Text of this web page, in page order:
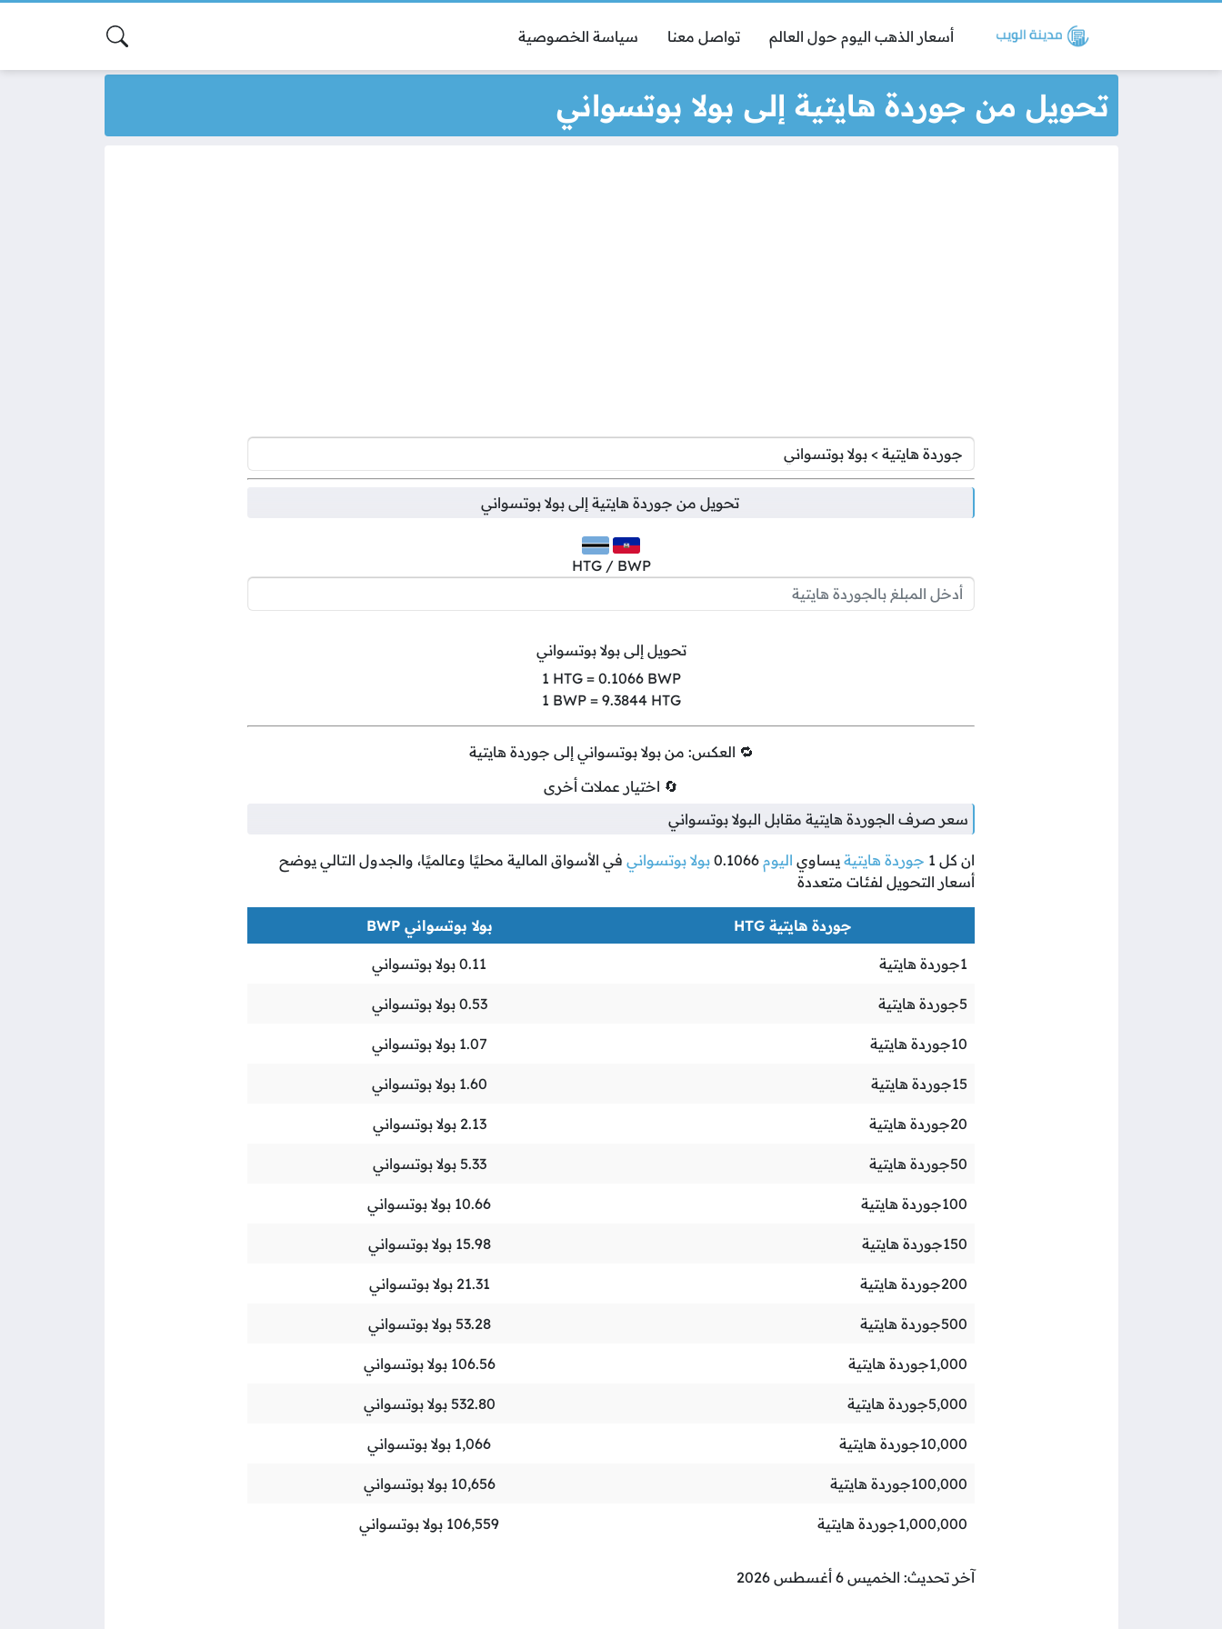
أسعار الذهب اليوم حول العالم تواصل معنا سياسة الخصوصية
تحويل من جوردة هايتية إلى بولا بوتسواني
تحويل من جوردة هايتية إلى بولا بوتسواني
HTG / BWP
تحويل إلى بولا بوتسواني
1 HTG = 0.1066BWP
1 BWP = 9.3844HTG
🔁 العكس: من بولا بوتسواني إلى جوردة هايتية
🔄 اختيار عملات أخرى
سعر صرف الجوردة هايتية مقابل البولا بوتسواني
ان كل 1 جوردة هايتية يساوي اليوم 0.1066 بولا بوتسواني في الأسواق المالية محليًا وعالميًا، والجدول التالي يوضح
أسعار التحويل لفئات متعددة
جوردة هايتية HTG بولا بوتسواني BWP
1جوردة هايتية 0.11 بولا بوتسواني
5جوردة هايتية 0.53 بولا بوتسواني
10جوردة هايتية 1.07 بولا بوتسواني
15جوردة هايتية 1.60 بولا بوتسواني
20جوردة هايتية 2.13 بولا بوتسواني
50جوردة هايتية 5.33 بولا بوتسواني
100جوردة هايتية 10.66 بولا بوتسواني
150جوردة هايتية 15.98 بولا بوتسواني
200جوردة هايتية 21.31 بولا بوتسواني
500جوردة هايتية 53.28 بولا بوتسواني
1,000جوردة هايتية 106.56 بولا بوتسواني
5,000جوردة هايتية 532.80 بولا بوتسواني
10,000جوردة هايتية 1,066 بولا بوتسواني
100,000جوردة هايتية 10,656 بولا بوتسواني
1,000,000جوردة هايتية 106,559 بولا بوتسواني
آخر تحديث: الخميس 6 أغسطس 2026